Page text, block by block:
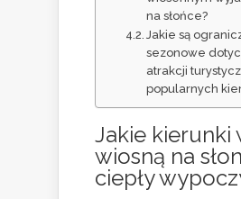
na słońce?
Jakie są
sezonowe
atrakcji
popularnych
Jakie kierunki
wiosną na
ciepły